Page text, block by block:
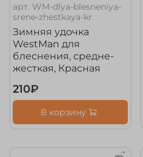
арт. WM-dlya-blesneniya-
srene-zhestkaya-kr
Зимняя удочка
WestMan для
блеснения, средне-
жесткая, Красная
210₽
В корзину